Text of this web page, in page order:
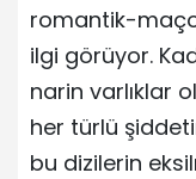
romantik-
ilgi görüyor.
narin varlıklar
her türlü
bu dizilerin